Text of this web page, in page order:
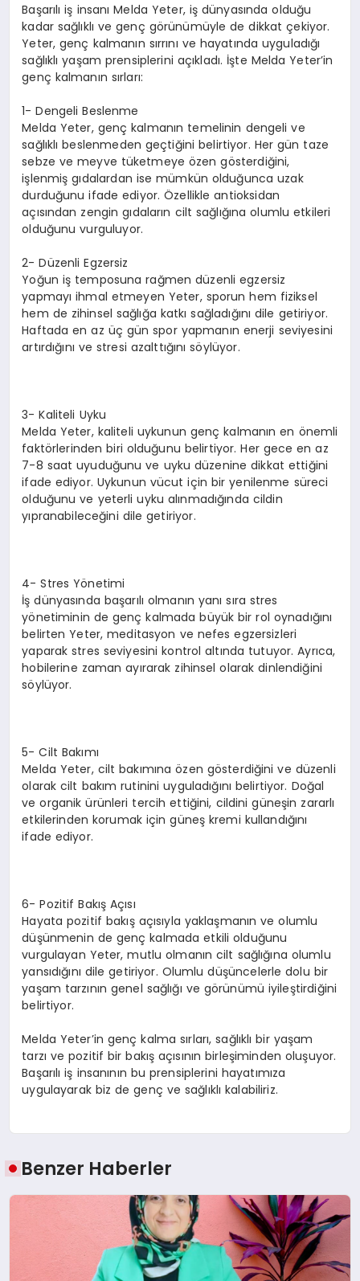
Başarılı iş insanı Melda Yeter, iş dünyasında olduğu
kadar sağlıklı ve genç görünümüyle de dikkat çekiyor.
Yeter, genç kalmanın sırrını ve hayatında uyguladığı
sağlıklı yaşam prensiplerini açıkladı. İşte Melda Yeter’in
genç kalmanın sırları:
1- Dengeli Beslenme
Melda Yeter, genç kalmanın temelinin dengeli ve
sağlıklı beslenmeden geçtiğini belirtiyor. Her gün taze
sebze ve meyve tüketmeye özen gösterdiğini,
işlenmiş gıdalardan ise mümkün olduğunca uzak
durduğunu ifade ediyor. Özellikle antioksidan
açısından zengin gıdaların cilt sağlığına olumlu etkileri
olduğunu vurguluyor.
2- Düzenli Egzersiz
Yoğun iş temposuna rağmen düzenli egzersiz
yapmayı ihmal etmeyen Yeter, sporun hem fiziksel
hem de zihinsel sağlığa katkı sağladığını dile getiriyor.
Haftada en az üç gün spor yapmanın enerji seviyesini
artırdığını ve stresi azalttığını söylüyor.
3- Kaliteli Uyku
Melda Yeter, kaliteli uykunun genç kalmanın en önemli
faktörlerinden biri olduğunu belirtiyor. Her gece en az
7-8 saat uyuduğunu ve uyku düzenine dikkat ettiğini
ifade ediyor. Uykunun vücut için bir yenilenme süreci
olduğunu ve yeterli uyku alınmadığında cildin
yıpranabileceğini dile getiriyor.
4- Stres Yönetimi
İş dünyasında başarılı olmanın yanı sıra stres
yönetiminin de genç kalmada büyük bir rol oynadığını
belirten Yeter, meditasyon ve nefes egzersizleri
yaparak stres seviyesini kontrol altında tutuyor. Ayrıca,
hobilerine zaman ayırarak zihinsel olarak dinlendiğini
söylüyor.
5- Cilt Bakımı
Melda Yeter, cilt bakımına özen gösterdiğini ve düzenli
olarak cilt bakım rutinini uyguladığını belirtiyor. Doğal
ve organik ürünleri tercih ettiğini, cildini güneşin zararlı
etkilerinden korumak için güneş kremi kullandığını
ifade ediyor.
6- Pozitif Bakış Açısı
Hayata pozitif bakış açısıyla yaklaşmanın ve olumlu
düşünmenin de genç kalmada etkili olduğunu
vurgulayan Yeter, mutlu olmanın cilt sağlığına olumlu
yansıdığını dile getiriyor. Olumlu düşüncelerle dolu bir
yaşam tarzının genel sağlığı ve görünümü iyileştirdiğini
belirtiyor.
Melda Yeter’in genç kalma sırları, sağlıklı bir yaşam
tarzı ve pozitif bir bakış açısının birleşiminden oluşuyor.
Başarılı iş insanının bu prensiplerini hayatımıza
uygulayarak biz de genç ve sağlıklı kalabiliriz.
Benzer Haberler